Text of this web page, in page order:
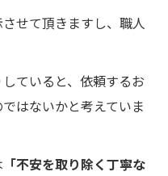
せて頂きますし、職人
ていると、依頼するお
はないかと考えていま
「不安を取り除く丁寧な